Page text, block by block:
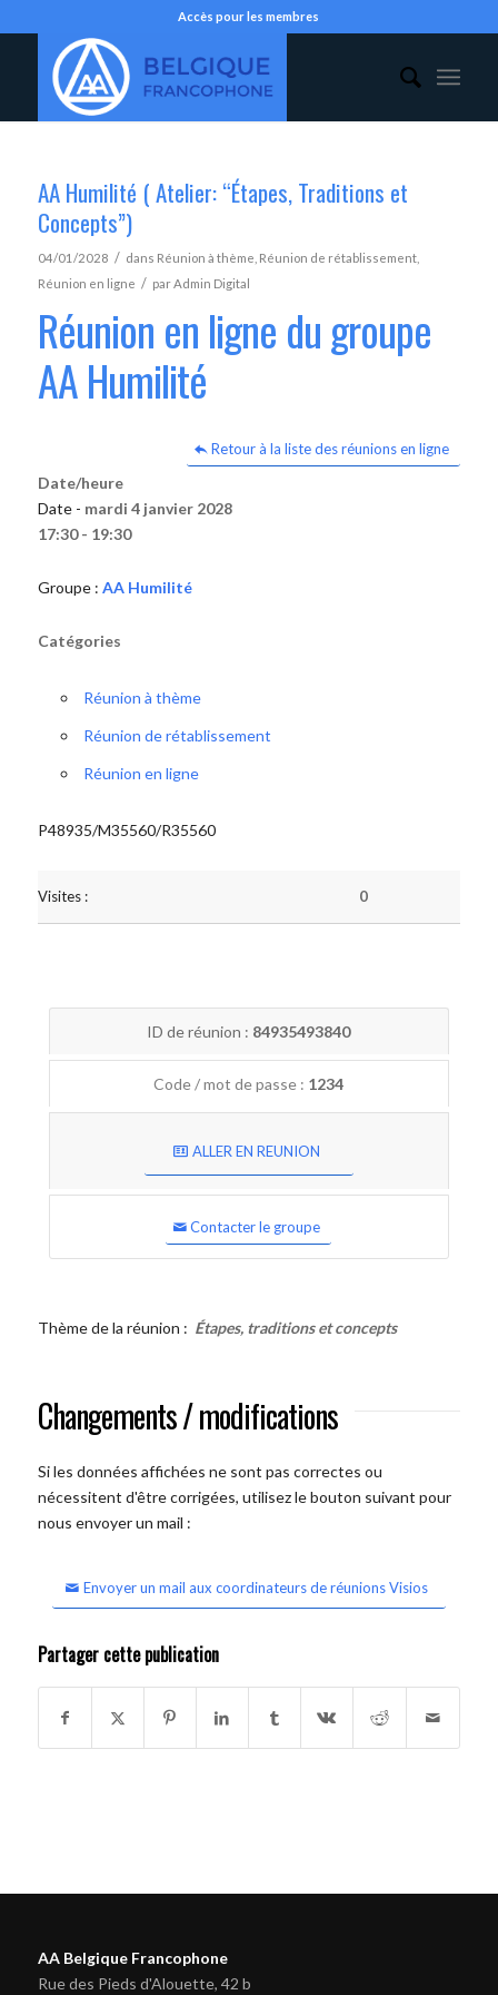
Accès pour les membres
AA Humilité ( Atelier: “Étapes, Traditions et
Concepts”)
04/01/2028 / dans Réunion à thème Réunion de rétablissement,
Réunion en ligne / parAdmin Digital
Réunion en ligne du groupe
AA Humilité
Retour à la liste des réunions en ligne
Date/heure
Date - mardi 4 janvier 2028
17:30 - 19:30
Groupe : AA Humilité
Catégories
Réunion à thème
Réunion de rétablissement
Réunion en ligne
P48935/M35560/R35560
Visites : 0
ID de réunion : 84935493840
Code / mot de passe : 1234
ALLER EN REUNION
Contacter le groupe
Thème de la réunion : Étapes, traditions et concepts
Changements / modifications
Si les données affichées ne sont pas correctes ou
nécessitent d'être corrigées, utilisez le bouton suivant pour
nous envoyer un mail :
Envoyer un mail aux coordinateurs de réunions Visios
Partager cette publication
AA Belgique Francophone
Rue des Pieds d'Alouette, 42 b